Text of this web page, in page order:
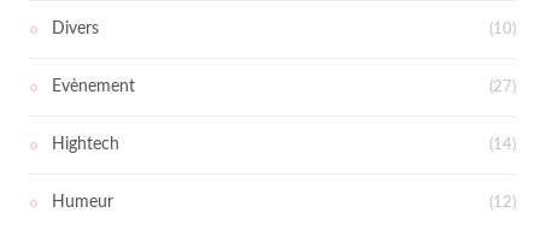
Divers (10)
Evènement (27)
Hightech (14)
Humeur (12)